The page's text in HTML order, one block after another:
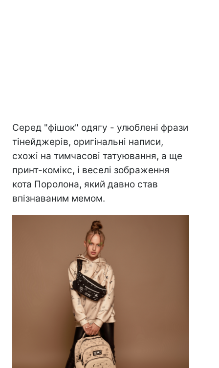
Серед "фішок" одягу - улюблені фрази
тінейджерів, оригінальні написи,
схожі на тимчасові татуювання, а ще
принт-комікс, і веселі зображення
кота Поролона, який давно став
впізнаваним мемом.